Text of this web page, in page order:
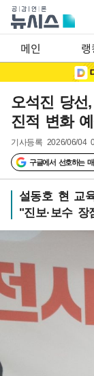
메인 랭
오석진 당
진적 변화
기사등록 2026/06/04
구글에서 선호하는
설동호 현 교
"진보·보수